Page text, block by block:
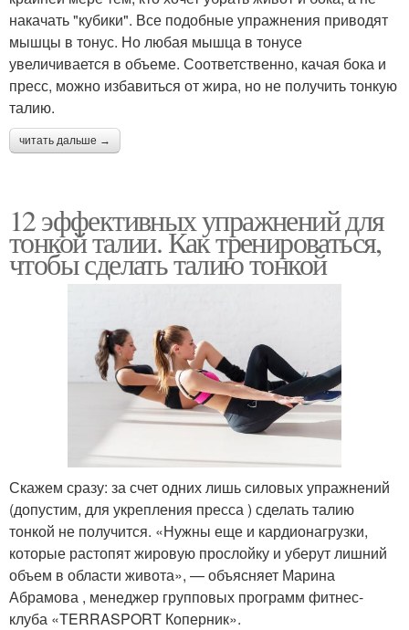
накачать "кубики". Все подобные упражнения приводят
мышцы в тонус. Но любая мышца в тонусе
увеличивается в объеме. Соответственно, качая бока и
пресс, можно избавиться от жира, но не получить тонкую
талию.
читать дальше →
12 эффективных упражнений для
тонкой талии. Как тренироваться,
чтобы сделать талию тонкой
Скажем сразу: за счет одних лишь силовых упражнений
(допустим, для укрепления пресса ) сделать талию
тонкой не получится. «Нужны еще и кардионагрузки,
которые растопят жировую прослойку и уберут лишний
объем в области живота», — объясняет Марина
Абрамова , менеджер групповых программ фитнес-
клуба «TERRASPORT Коперник».